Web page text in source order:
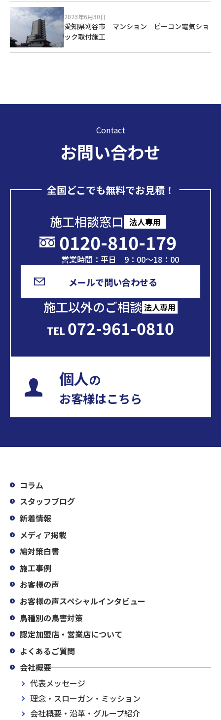
2023年6月30日
愛知県刈谷市 マンション ピーコン電気ショ
ック取付施工
Contact
お問い合わせ
全国どこでも無料でお見積！
施工相談窓口 法人専用
0120-810-179
営業時間：平日 9：00～18：00
メールで問い合わせる
施工以外のご相談 法人専用
TEL 072-961-0810
個人の
お客様はこちら
コラム
スタッフブログ
新着情報
メディア掲載
鳩対策白書
施工事例
お客様の声
お客様の声スペシャルインタビュー
鳥種別の鳥害対策
認定加盟店・営業店について
よくあるご質問
会社概要
代表メッセージ
理念・スローガン・ミッション
会社概要・沿革・グループ紹介